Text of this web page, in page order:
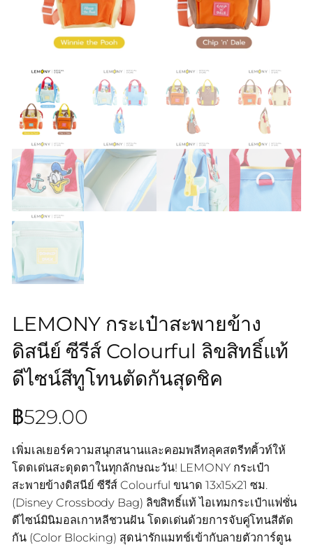
LEMONY กระเป๋าสะพายข้าง
ดิสนีย์ ซีรีส์ Colourful ลิขสิทธิ์แท้
ดีไซน์สีทูโทนตัดกันสุดชิค
฿529.00
เพิ่มเลเยอร์ความสนุกสนานและคอมพลีทลุคสตรีทคิ้วท์ให้
โดดเด่นสะดุดตาในทุกลักษณะวัน! LEMONY กระเป๋า
สะพายข้างดิสนีย์ ซีรีส์ Colourful ขนาด 13x15x21 ซม.
(Disney Crossbody Bag) ลิขสิทธิ์แท้ ไอเทมกระเป๋าแฟชั่น
ดีไซน์มินิมอลเกาหลีชวนฝัน โดดเด่นด้วยการจับคู่โทนสีตัด
กัน (Color Blocking) สุดน่ารักแมทช์เข้ากับลายตัวการ์ตูน